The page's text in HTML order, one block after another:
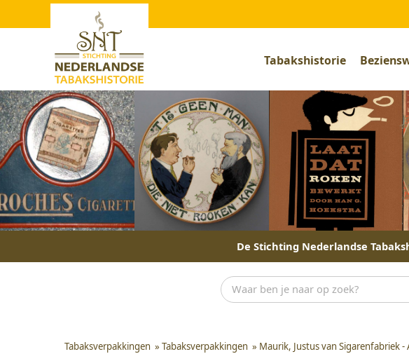
Tabakshistorie
De Stichting Nederlandse
Tabaksverpakkingen » Tabaksverpakkingen » Maurik, Justus van Sigarenfabriek -